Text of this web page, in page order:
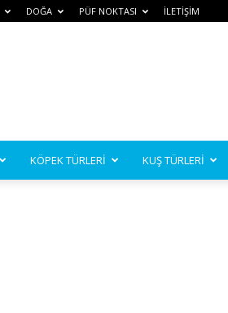
DOĞA PÜF NOKTASI İLETİŞİM
KÖPEK TÜRLERİ KUŞ TÜRLERİ